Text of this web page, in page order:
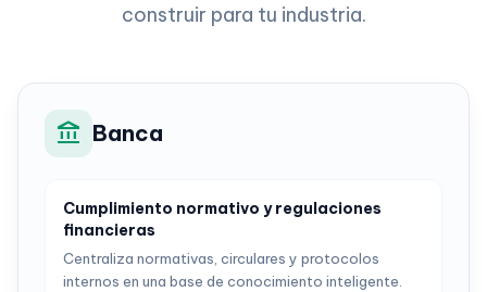
construir para tu industria.
account_balance Banca
Cumplimiento normativo y regulaciones
financieras
Centraliza normativas, circulares y protocolos
internos en una base de conocimiento inteligente.